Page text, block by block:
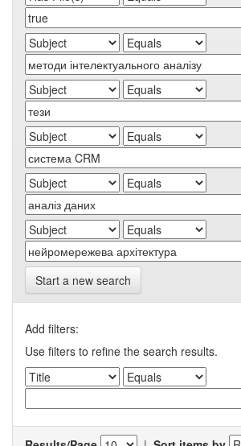
Start a new search
Add filters:
Use filters to refine the search results.